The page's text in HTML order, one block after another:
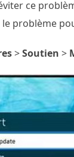
ce
problème
>Soutien >